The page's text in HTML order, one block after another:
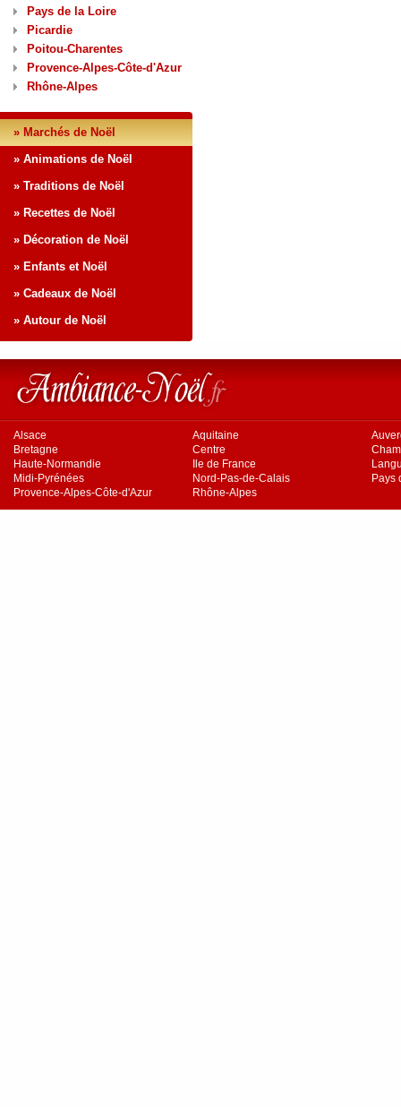
Pays de la Loire
Picardie
Poitou-Charentes
Provence-Alpes-Côte-d'Azur
Rhône-Alpes
» Marchés de Noël
» Animations de Noël
» Traditions de Noël
» Recettes de Noël
» Décoration de Noël
» Enfants et Noël
» Cadeaux de Noël
» Autour de Noël
Alsace Aquitaine
Bretagne
Centre
Haute-Normandie
Ile de France
Midi-Pyrénées
Nord-Pas-de-Calais
Pays
Provence-Alpes-Côte-d'Azur
Rhône-Alpes